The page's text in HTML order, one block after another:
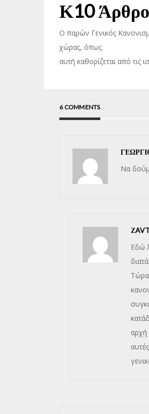
Κ10 Άρθρο
Ο παρών Γενικός
χώρας, όπως
αυτή καθορίζεται από τις
6 COMMENTS
Να
Εδώ
Τώρα
αρχή